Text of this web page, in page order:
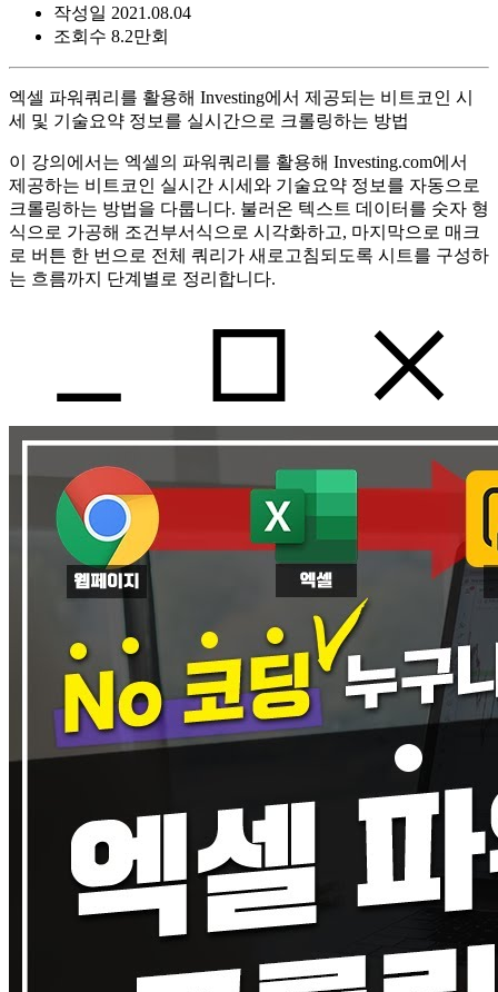
작성일 2021.08.04
조회수 8.2만회
엑셀 파워쿼리를 활용해 Investing에서 제공되는 비트코인 시
세 및 기술요약 정보를 실시간으로 크롤링하는 방법
이 강의에서는 엑셀의 파워쿼리를 활용해 Investing.com에서
제공하는 비트코인 실시간 시세와 기술요약 정보를 자동으로
크롤링하는 방법을 다룹니다. 불러온 텍스트 데이터를 숫자 형
식으로 가공해 조건부서식으로 시각화하고, 마지막으로 매크
로 버튼 한 번으로 전체 쿼리가 새로고침되도록 시트를 구성하
는 흐름까지 단계별로 정리합니다.